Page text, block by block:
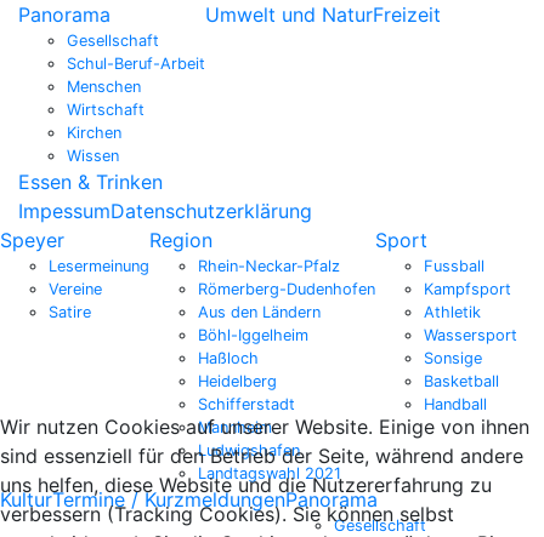
Panorama
Gesellschaft
Schul-Beruf-Arbeit
Menschen
Wirtschaft
Kirchen
Wissen
Umwelt und NaturFreizeit
Essen & Trinken
ImpessumDatenschutzerklärung
Speyer
Lesermeinung
Vereine
Satire
Region
Rhein-Neckar-Pfalz
Römerberg-Dudenhofen
Aus den Ländern
Böhl-Iggelheim
Haßloch
Heidelberg
Schifferstadt
Mannheim
Ludwigshafen
Landtagswahl 2021
Sport
Fussball
Kampfsport
Athletik
Wassersport
Sonsige
Basketball
Handball
KulturTermine / KurzmeldungenPanorama
Gesellschaft
Wir nutzen Cookies auf unserer Website. Einige von ihnen
sind essenziell für den Betrieb der Seite, während andere
uns helfen, diese Website und die Nutzererfahrung zu
verbessern (Tracking Cookies). Sie können selbst